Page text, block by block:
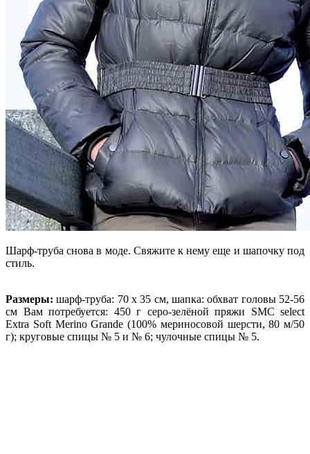
Шарф-труба снова в моде. Свяжите к нему еще и шапочку под
стиль.
Размеры:шарф-труба: 70 х 35 см, шапка: обхват головы 52-56
см Вам потребуется: 450 г серо-зелёной пряжи SMC select
Extra Soft Merino Grande (100% мериносовой шерсти, 80 м/50
г); круговые спицы № 5 и № 6; чулочные спицы № 5.